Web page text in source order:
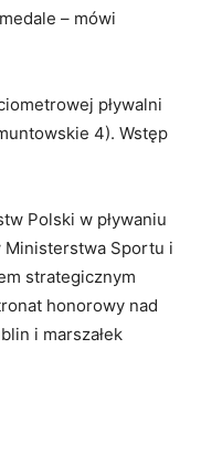
– mówi
pływalni
4). Wstęp
Polski w pływaniu
Ministerstwa Sportu i
strategicznym
honorowy nad
i marszałek